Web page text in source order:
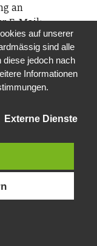
an
E-Mail:
sowie der
bietet
Jugendtreff.
oder einfach nur
machen willst.
mit!
auf unserer
sind alle
diese jedoch nach
Informationen
Externe Dienste